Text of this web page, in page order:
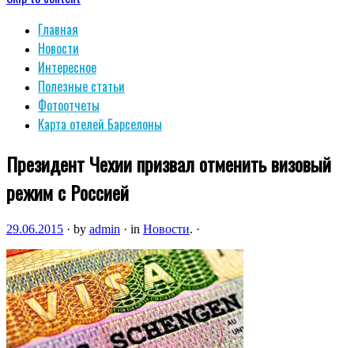
Главная
Новости
Интересное
Полезные статьи
Фотоотчеты
Карта отелей Барселоны
Президент Чехии призвал отменить визовый
режим с Россией
29.06.2015 · by admin · in Новости. ·